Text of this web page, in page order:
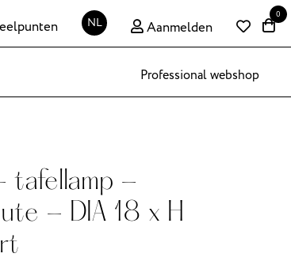
NL Aanmelden
0
Professional webshop
tafellamp -
- DIA 18 x H